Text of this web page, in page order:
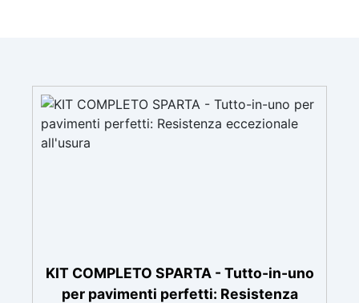
KIT COMPLETO SPARTA - Tutto-in-uno
per pavimenti perfetti: Resistenza